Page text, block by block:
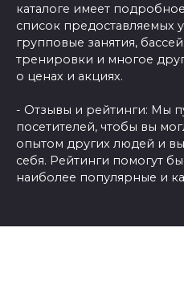
каталоге имеет
список предоставляемых
групповые занятия,
тренировки и многое
о ценах и акциях.
- Отзывы и рейтинги: Мы
посетителей, чтобы вы
опытом других людей и
себя. Рейтинги помогут
наиболее популярные и